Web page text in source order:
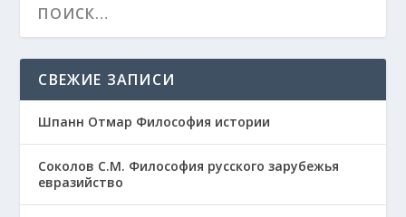
СВЕЖИЕ ЗАПИСИ
Шпанн Отмар Философия истории
Соколов С.М. Философия русского зарубежья
евразийство